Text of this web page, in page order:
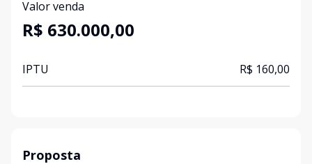
Valor venda
R$ 630.000,00
IPTU R$ 160,00
Proposta